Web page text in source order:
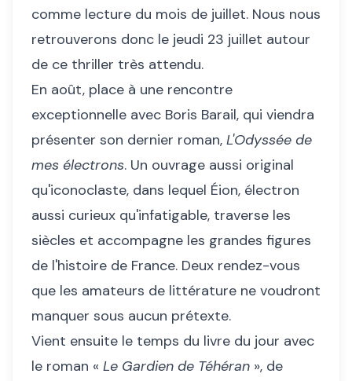
comme lecture du mois de juillet. Nous nous
retrouverons donc le jeudi 23 juillet autour
de ce thriller très attendu.
En août, place à une rencontre
exceptionnelle avec Boris Barail, qui viendra
présenter son dernier roman, L'Odyssée de
mes électrons. Un ouvrage aussi original
qu'iconoclaste, dans lequel Éion, électron
aussi curieux qu'infatigable, traverse les
siècles et accompagne les grandes figures
de l'histoire de France. Deux rendez-vous
que les amateurs de littérature ne voudront
manquer sous aucun prétexte.
Vient ensuite le temps du livre du jour avec
le roman « Le Gardien de Téhéran », de